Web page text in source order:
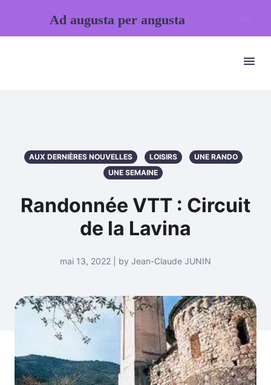
AUX DERNIÈRES NOUVELLES LOISIRS
UNE RANDO
UNE SEMAINE
Randonnée VTT : Circuit
de la Lavina
mai 13, 2022 | by Jean-Claude JUNIN
Ad augusta per angusta